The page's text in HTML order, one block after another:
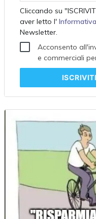
Cliccando su
aver letto l'
Newsletter.
Acconsento
e commerciali
ISCRIVITI